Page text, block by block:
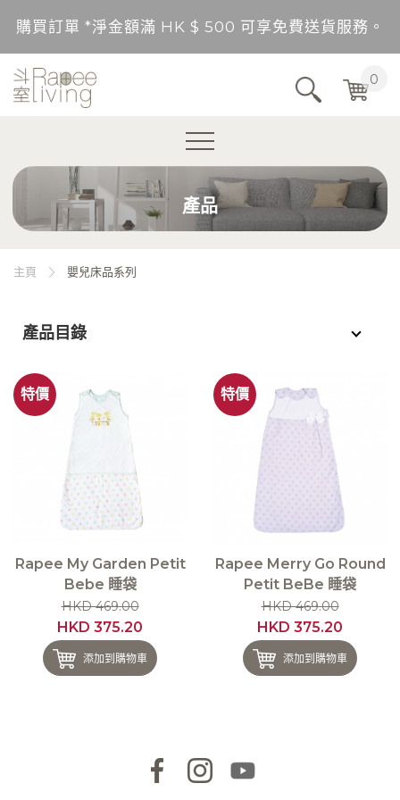
購買訂單 *淨金額滿 HK $ 500 可享免費送貨服務。
送貨範圍：香港，九龍，新界（東涌，愉景灣，離島
購買訂單 *淨金額滿 HK $ 500 可享免費送貨服務。
購買訂單 *淨金額未滿 HK $ 500，需另加 HK$ 50
0
產品
主頁 嬰兒床品系列
產品目錄
特價
Rapee My Garden Petit
Bebe 睡袋
HKD 469.00
HKD 375.20
添加到購物車
特價
Rapee Merry Go Round
Petit BeBe 睡袋
HKD 469.00
HKD 375.20
添加到購物車